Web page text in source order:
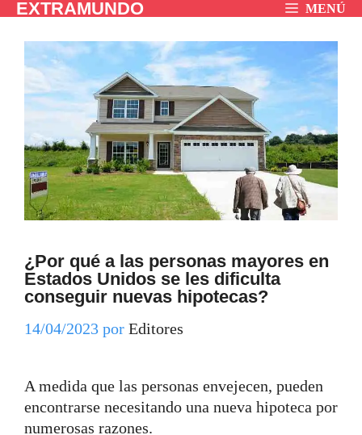
Saltar
contenido
EXTRAMUNDO MENÚ
¿Por qué a las personas mayores en
Estados Unidos se les dificulta
conseguir nuevas hipotecas?
14/04/2023 por Editores
A medida que las personas envejecen, pueden
encontrarse necesitando una nueva hipoteca por
numerosas razones.